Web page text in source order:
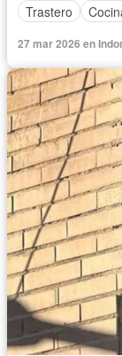
Trastero
27 mar 2026 en